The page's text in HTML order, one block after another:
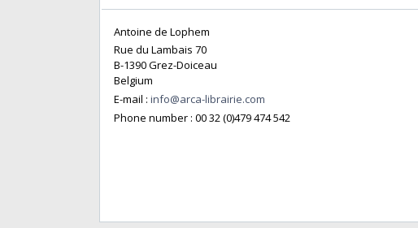
Antoine de Lophem
Rue du Lambais 70
B-1390 Grez-Doiceau
Belgium
E-mail : info@arca-librairie.com
Phone number : 00 32 (0)479 474 542